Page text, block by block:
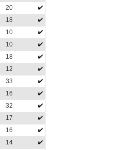
20
18
10
10
18
12
33
16
32
17
16
14